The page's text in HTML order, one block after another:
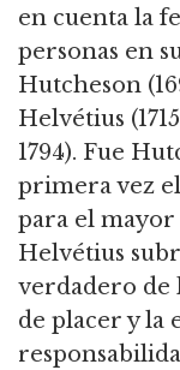
en cuenta la
personas en
Hutcheson
Helvétius
1794). Fue
primera vez
para el mayor
Helvétius
verdadero de
de placer y la